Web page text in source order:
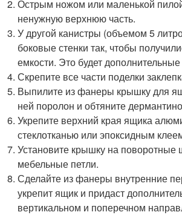
Острым ножом или маленькой
ненужную верхнюю часть.
У другой канистры (объемом 5
боковые стенки так, чтобы
емкости. Это будет
Скрепите все части поделки
Выпилите из фанеры крышку для
ней поролон и обтяните
Укрепите верхний края ящика
стеклотканью или эпоксидным
Установите крышку на
мебельные петли.
Сделайте из фанеры внутренние
укрепит ящик и придаст
вертикальном и поперечном